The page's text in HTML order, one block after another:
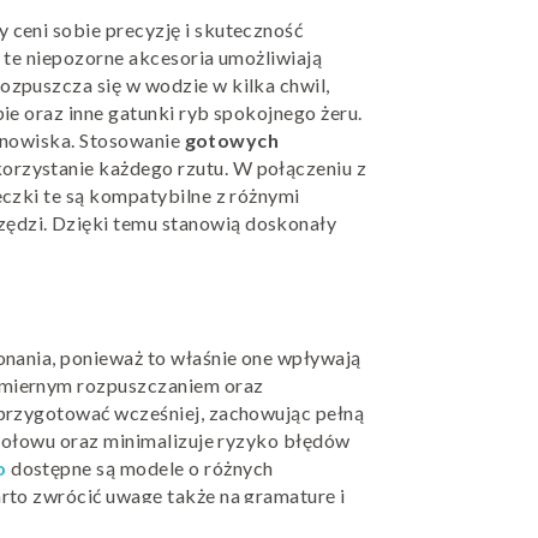
ceni sobie precyzję i skuteczność
niepozorne akcesoria umożliwiają
się w wodzie w kilka chwil,
oraz inne gatunki ryb spokojnego żeru.
Stosowanie gotowych
każdego rzutu. W połączeniu z
te są kompatybilne z różnymi
Dzięki temu stanowią doskonały
ponieważ to właśnie one wpływają
rozpuszczaniem oraz
wcześniej, zachowując pełną
oraz minimalizuje ryzyko błędów
dostępne są modele o różnych
zwrócić uwagę także na gramaturę i
przewidywalne zachowanie